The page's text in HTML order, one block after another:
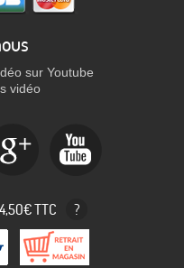
sur Youtube
vidéo
TTC ?